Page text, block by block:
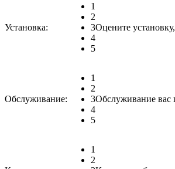
Установка:
1
2
3
4
5
Оцените
Обслуживание:
1
2
3
4
5
Обслуживание вас
1
2